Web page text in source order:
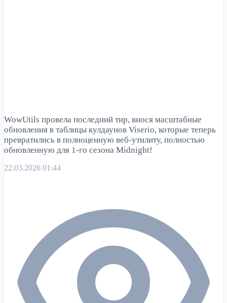
WowUtils провела последний тир, внося масштабные
обновления в таблицы кулдаунов Viserio, которые теперь
превратились в полноценную веб-утилиту, полностью
обновленную для 1-го сезона Midnight!
22.03.2026 01:44